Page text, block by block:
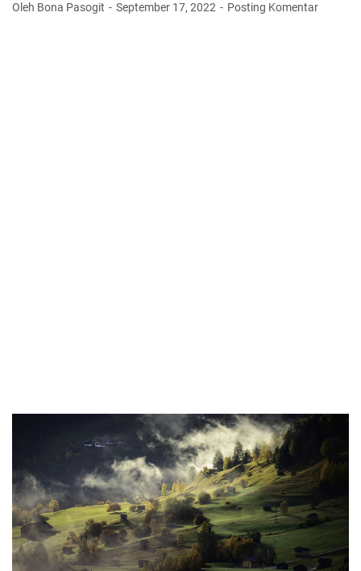
Oleh Bona Pasogit September 17, 2022 Posting Komentar